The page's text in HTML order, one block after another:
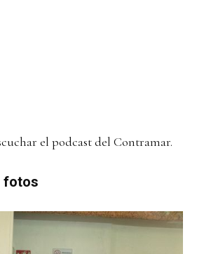
el podcast del Contramar.
fotos